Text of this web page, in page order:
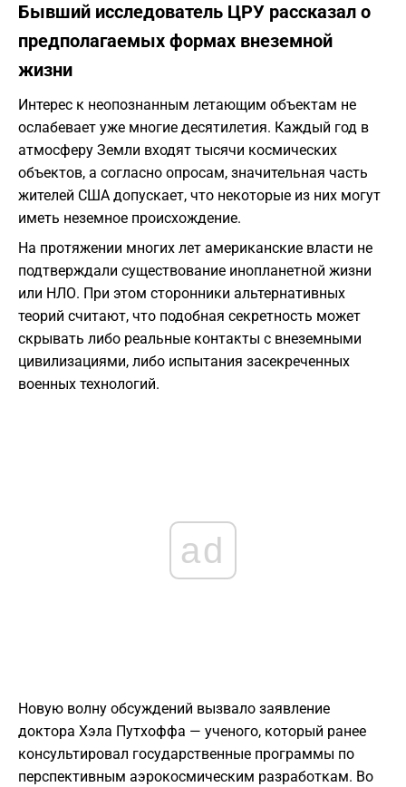
Бывший исследователь ЦРУ рассказал о
предполагаемых формах внеземной
жизни
Интерес к неопознанным летающим объектам не
ослабевает уже многие десятилетия. Каждый год в
атмосферу Земли входят тысячи космических
объектов, а согласно опросам, значительная часть
жителей США допускает, что некоторые из них могут
иметь неземное происхождение.
На протяжении многих лет американские власти не
подтверждали существование инопланетной жизни
или НЛО. При этом сторонники альтернативных
теорий считают, что подобная секретность может
скрывать либо реальные контакты с внеземными
цивилизациями, либо испытания засекреченных
военных технологий.
ad
Новую волну обсуждений вызвало заявление
доктора Хэла Путхоффа — ученого, который ранее
консультировал государственные программы по
перспективным аэрокосмическим разработкам. Во